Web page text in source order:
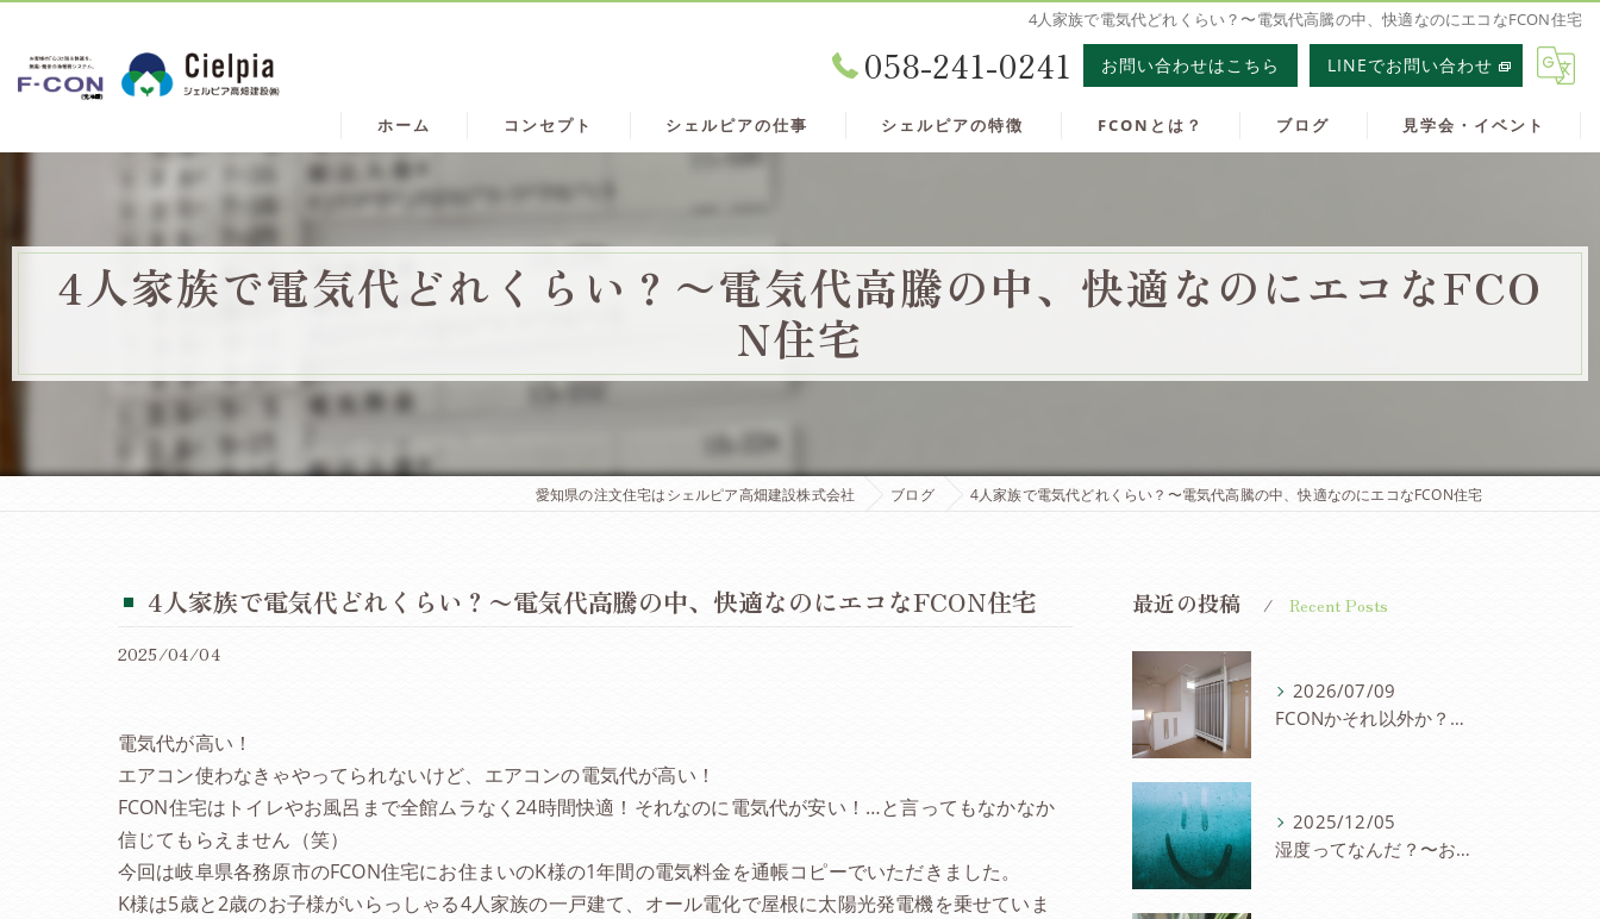
4人家族で電気代どれくらい？〜電気代高騰の中、快適なのにエコなFCON住宅
058-241-0241 お問い合わせはこちら LINEでお問い合わせ
ホーム コンセプト シェルピアの仕事 シェルピアの特徴 FCONとは？ ブログ 見学会・イベント
4人家族で電気代どれくらい？〜電気代高騰の中、快適なのにエコなFCO
N住宅
愛知県の注文住宅はシェルピア高畑建設株式会社 ブログ 4人家族で電気代どれくらい？〜電気代高騰の中、快適なのにエコなFCON住宅
4人家族で電気代どれくらい？〜電気代高騰の中、快適なのにエコなFCON住宅
2025/04/04
電気代が高い！
エアコン使わなきゃやってられないけど、エアコンの電気代が高い！
FCON住宅はトイレやお風呂まで全館ムラなく24時間快適！それなのに電気代が安い！…と言ってもなかなか
信じてもらえません（笑）
今回は岐阜県各務原市のFCON住宅にお住まいのK様の1年間の電気料金を通帳コピーでいただきました。
K様は5歳と2歳のお子様がいらっしゃる4人家族の一戸建て、オール電化で屋根に太陽光発電機を乗せていま
最近の投稿 Recent Posts
2026/07/09
FCONかそれ以外か？〜パネル冷暖房を考察
2025/12/05
湿度ってなんだ？〜お家と湿度の研究会